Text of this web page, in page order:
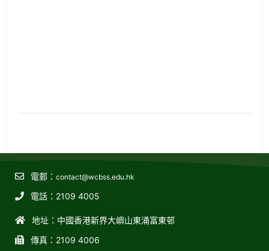
電郵： contact@wcbss.edu.hk
電話：2109 4005
地址：中國香港新界大嶼山東涌富東邨
傳真：2109 4006